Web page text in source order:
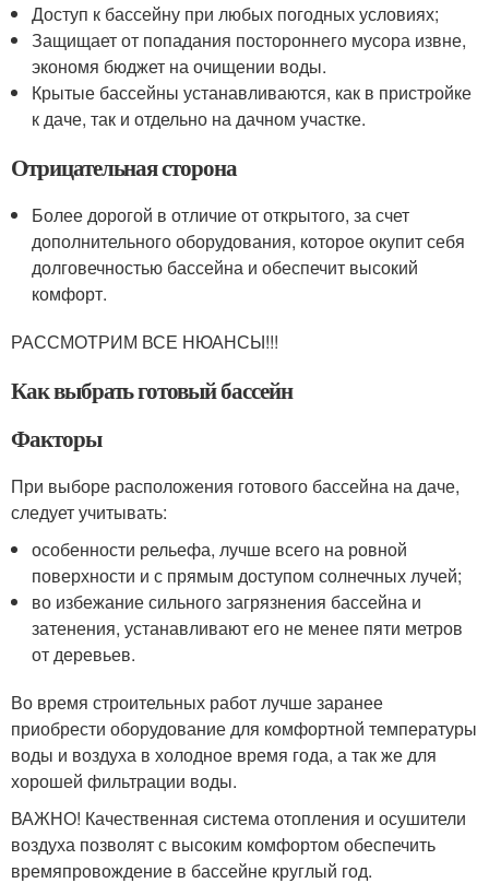
Доступ к бассейну при любых погодных условиях;
Защищает от попадания постороннего мусора извне,
экономя бюджет на очищении воды.
Крытые бассейны устанавливаются, как в пристройке
к даче, так и отдельно на дачном участке.
Отрицательная сторона
Более дорогой в отличие от открытого, за счет
дополнительного оборудования, которое окупит себя
долговечностью бассейна и обеспечит высокий
комфорт.
РАССМОТРИМ ВСЕ НЮАНСЫ!!!
Как выбрать готовый бассейн
Факторы
При выборе расположения готового бассейна на даче,
следует учитывать:
особенности рельефа, лучше всего на ровной
поверхности и с прямым доступом солнечных лучей;
во избежание сильного загрязнения бассейна и
затенения, устанавливают его не менее пяти метров
от деревьев.
Во время строительных работ лучше заранее
приобрести оборудование для комфортной температуры
воды и воздуха в холодное время года, а так же для
хорошей фильтрации воды.
ВАЖНО! Качественная система отопления и осушители
воздуха позволят с высоким комфортом обеспечить
времяпровождение в бассейне круглый год.